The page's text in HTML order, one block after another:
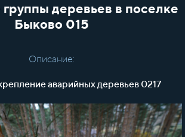
деревьев в поселке
Быково 015
Описание:
аварийных деревьев 0217